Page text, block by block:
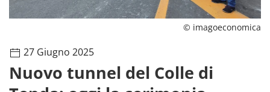
© imagoeconomica
27 Giugno 2025
Nuovo tunnel del Colle di